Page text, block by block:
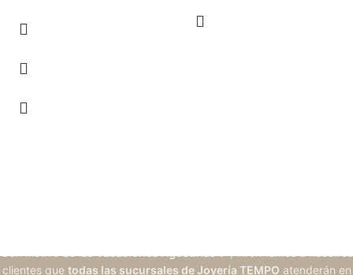
clientes que todas las sucursales de Joyería TEMPO atenderán en